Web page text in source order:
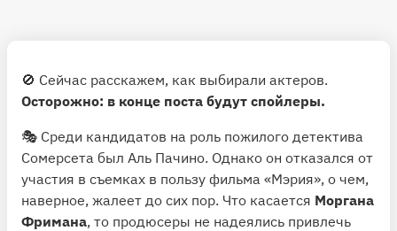
🚫 Сейчас расскажем, как выбирали актеров.
Осторожно: в конце поста будут спойлеры.
🎭 Среди кандидатов на роль пожилого детектива
Сомерсета был Аль Пачино. Однако он отказался от
участия в съемках в пользу фильма «Мэрия», о чем,
наверное, жалеет до сих пор. Что касается Моргана
Фримана, то продюсеры не надеялись привлечь